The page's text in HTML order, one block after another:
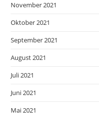
November 2021
Oktober 2021
September 2021
August 2021
Juli 2021
Juni 2021
Mai 2021